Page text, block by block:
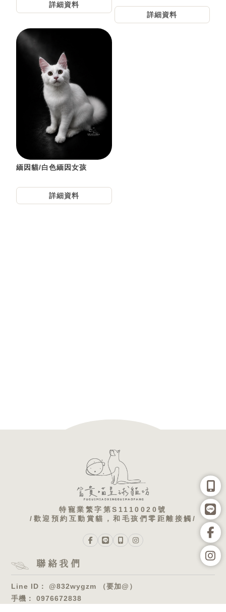
詳細資料
詳細資料
緬因貓/白色緬因女孩
詳細資料
@832wygzm （要加@）
0976672838